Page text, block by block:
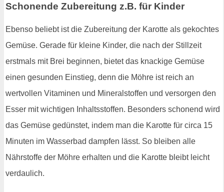
Schonende Zubereitung z.B. für Kinder
Ebenso beliebt ist die Zubereitung der Karotte als gekochtes
Gemüse. Gerade für kleine Kinder, die nach der Stillzeit
erstmals mit Brei beginnen, bietet das knackige Gemüse
einen gesunden Einstieg, denn die Möhre ist reich an
wertvollen Vitaminen und Mineralstoffen und versorgen den
Esser mit wichtigen Inhaltsstoffen. Besonders schonend wird
das Gemüse gedünstet, indem man die Karotte für circa 15
Minuten im Wasserbad dampfen lässt. So bleiben alle
Nährstoffe der Möhre erhalten und die Karotte bleibt leicht
verdaulich.